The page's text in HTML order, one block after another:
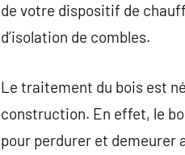
de votre dispositif de
d’isolation de combles.
Le traitement du bois est
construction. En effet, le
pour perdurer et demeurer